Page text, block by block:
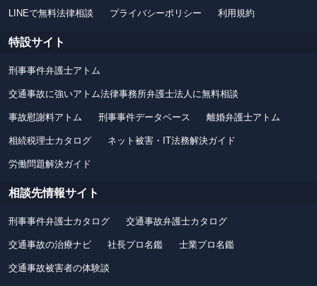
LINEで無料法律相談 プライバシーポリシー 利用規約
特設サイト
刑事事件弁護士アトム
交通事故に強いアトム法律事務所弁護士法人に無料相談
事故慰謝料アトム 刑事事件データベース 離婚弁護士アトム
相続税理士カタログ ネット被害・IT法務解決ガイド
労働問題解決ガイド
相談先情報サイト
刑事事件弁護士カタログ 交通事故弁護士カタログ
交通事故の治療ナビ 社長プロ名鑑 士業プロ名鑑
交通事故被害者の体験談